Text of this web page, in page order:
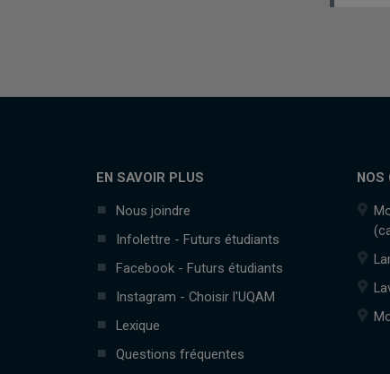
EN SAVOIR PLUS
Nous joindre
Infolettre - Futurs étudiants
Facebook - Futurs étudiants
Instagram - Choisir l'UQAM
Lexique
Questions fréquentes
NOS